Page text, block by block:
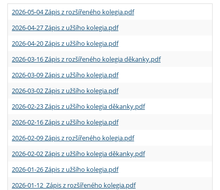
2026-05-04 Zápis z rozšířeného kolegia.pdf
2026-04-27 Zápis z užšího kolegia.pdf
2026-04-20 Zápis z užšího kolegia.pdf
2026-03-16 Zápis z rozšířeného kolegia děkanky.pdf
2026-03-09 Zápis z užšího kolegia.pdf
2026-03-02 Zápis z užšího kolegia.pdf
2026-02-23 Zápis z užšího kolegia děkanky.pdf
2026-02-16 Zápis z užšího kolegia.pdf
2026-02-09 Zápis z rozšířeného kolegia.pdf
2026-02-02 Zápis z užšího kolegia děkanky.pdf
2026-01-26 Zápis z užšího kolegia.pdf
2026-01-12 Zápis z rozšířeného kolegia.pdf